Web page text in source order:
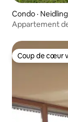
Condo ·
Appartement
Coup de cœur
Coup de cœur